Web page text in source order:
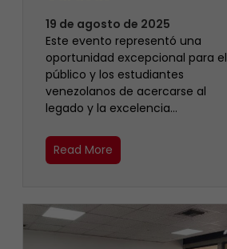
19 de agosto de 2025
Este evento representó una
oportunidad excepcional para el
público y los estudiantes
venezolanos de acercarse al
legado y la excelencia…
Read More